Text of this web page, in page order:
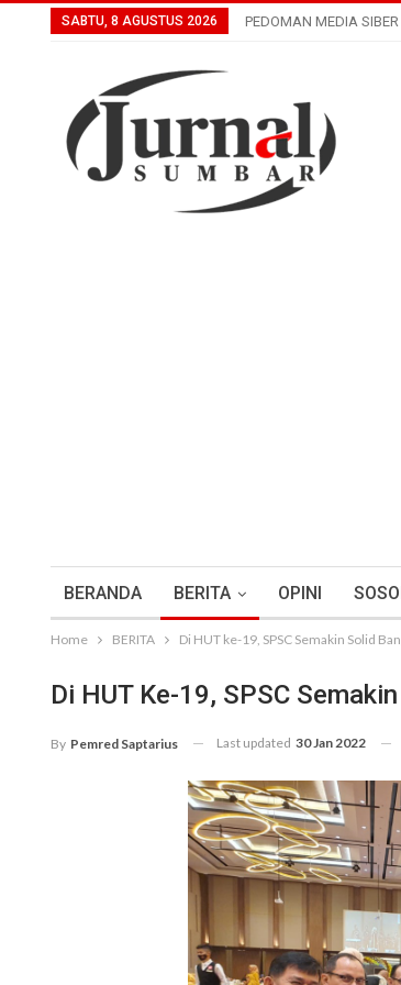
SABTU, 8 AGUSTUS 2026 PEDOMAN MEDIA SIBER
BERANDA BERITA OPINI
Home BERITA Di HUT ke-19, SPSC Semakin Solid
Di HUT Ke-19, SPSC
By Pemred Saptarius Last updated 30 Jan 2022